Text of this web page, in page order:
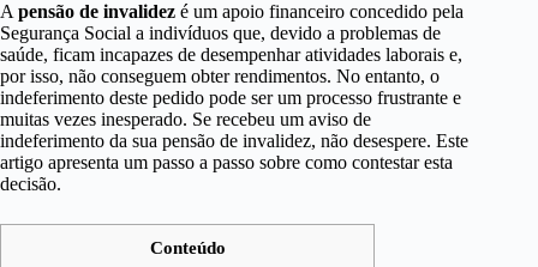
A pensão de invalidez é um apoio financeiro concedido pela
Segurança Social a indivíduos que, devido a problemas de
saúde, ficam incapazes de desempenhar atividades laborais e,
por isso, não conseguem obter rendimentos. No entanto, o
indeferimento deste pedido pode ser um processo frustrante e
muitas vezes inesperado. Se recebeu um aviso de
indeferimento da sua pensão de invalidez, não desespere. Este
artigo apresenta um passo a passo sobre como contestar esta
decisão.
Conteúdo